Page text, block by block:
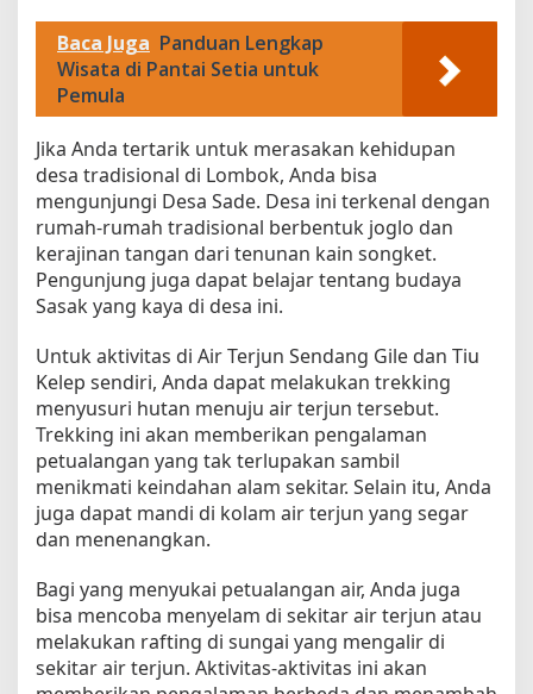
Baca Juga Panduan Lengkap
Wisata di Pantai Setia untuk
Pemula
Jika Anda tertarik untuk merasakan kehidupan
desa tradisional di Lombok, Anda bisa
mengunjungi Desa Sade. Desa ini terkenal dengan
rumah-rumah tradisional berbentuk joglo dan
kerajinan tangan dari tenunan kain songket.
Pengunjung juga dapat belajar tentang budaya
Sasak yang kaya di desa ini.
Untuk aktivitas di Air Terjun Sendang Gile dan Tiu
Kelep sendiri, Anda dapat melakukan trekking
menyusuri hutan menuju air terjun tersebut.
Trekking ini akan memberikan pengalaman
petualangan yang tak terlupakan sambil
menikmati keindahan alam sekitar. Selain itu, Anda
juga dapat mandi di kolam air terjun yang segar
dan menenangkan.
Bagi yang menyukai petualangan air, Anda juga
bisa mencoba menyelam di sekitar air terjun atau
melakukan rafting di sungai yang mengalir di
sekitar air terjun. Aktivitas-aktivitas ini akan